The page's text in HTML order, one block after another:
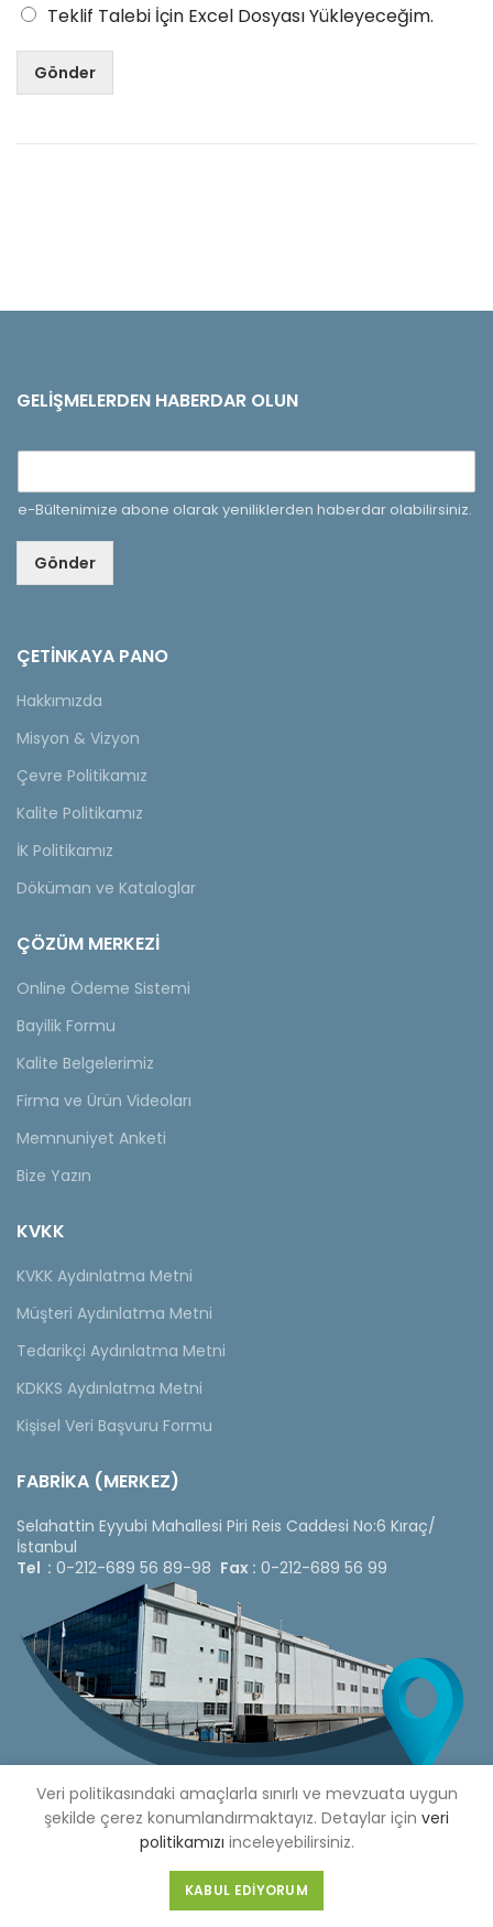
Teklif Talebi İçin Excel Dosyası Yükleyeceğim.
Gönder
GELIŞMELERDEN HABERDAR OLUN
e-Bültenimize abone olarak yeniliklerden haberdar olabilirsiniz.
Gönder
ÇETINKAYA PANO
Hakkımızda
Misyon & Vizyon
Çevre Politikamız
Kalite Politikamız
İK Politikamız
Döküman ve Kataloglar
ÇÖZÜM MERKEZİ
Online Ödeme Sistemi
Bayilik Formu
Kalite Belgelerimiz
Firma ve Ürün Videoları
Memnuniyet Anketi
Bize Yazın
KVKK
KVKK Aydınlatma Metni
Müşteri Aydınlatma Metni
Tedarikçi Aydınlatma Metni
KDKKS Aydınlatma Metni
Kişisel Veri Başvuru Formu
FABRİKA (MERKEZ)
Selahattin Eyyubi Mahallesi Piri Reis Caddesi No:6 Kıraç/
İstanbul
Tel : 0-212-689 56 89-98 Fax : 0-212-689 56 99
Copyright © 2020 Çetinkaya Pano |Çetinkaya Pano Fiyat
Listesi
Veri politikasındaki amaçlarla sınırlı ve mevzuata uygun
şekilde çerez konumlandırmaktayız. Detaylar için veri
politikamızı inceleyebilirsiniz.
KABUL EDIYORUM